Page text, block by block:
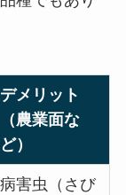
デメリット
（農業面な
ど）
病害虫（さび